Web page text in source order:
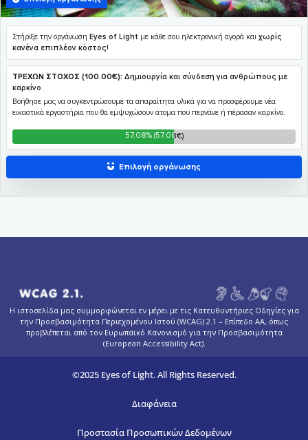
Η ιστοσελίδα μας συμμορφώνεται εν μέρει με τις Κατευθυντήριες Οδηγίες για
την Προσβασιμότητα Περιεχομένου Ιστού (WCAG) 2.1 – Επίπεδο AA, όπως
προβλέπεται από τον Ευρωπαϊκό Κανονισμό για την Προσβασιμότητα
(European Accessibility Act).
©2025 Eyes of Light. All Rights Reserved.
Διαφάνεια
Προστασία Προσωπικών Δεδομένων